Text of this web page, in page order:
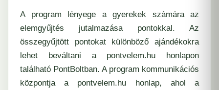
A program lényege a gyerekek számára az
elemgyűjtés jutalmazása pontokkal. Az
összegyűjtött pontokat különböző ajándékokra
lehet beváltani a pontvelem.hu honlapon
található PontBoltban. A program kommunikációs
központja a pontvelem.hu honlap, ahol a